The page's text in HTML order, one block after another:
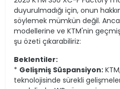
duyurulmadığı için, onun
söylemek mümkün değil.
modellerine ve KTM'nin
şu özeti çıkarabiliriz:
Beklentiler:
* Gelişmiş Süspansiyon:
teknolojisinde sürekli